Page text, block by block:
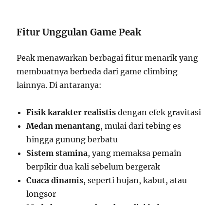
Fitur Unggulan Game Peak
Peak menawarkan berbagai fitur menarik yang
membuatnya berbeda dari game climbing
lainnya. Di antaranya:
Fisik karakter realistis dengan efek gravitasi
Medan menantang, mulai dari tebing es
hingga gunung berbatu
Sistem stamina, yang memaksa pemain
berpikir dua kali sebelum bergerak
Cuaca dinamis, seperti hujan, kabut, atau
longsor